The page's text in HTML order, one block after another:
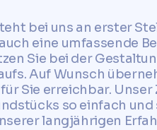
bei uns an erster
eine umfassende
Sie bei der
Auf Wunsch
Sie erreichbar.
so einfach
langjährigen